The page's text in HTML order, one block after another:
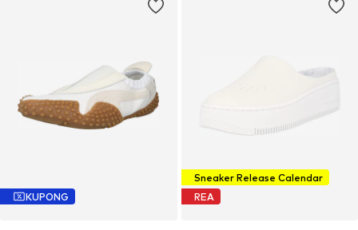
KUPONG
Sneaker Release Calendar
REA